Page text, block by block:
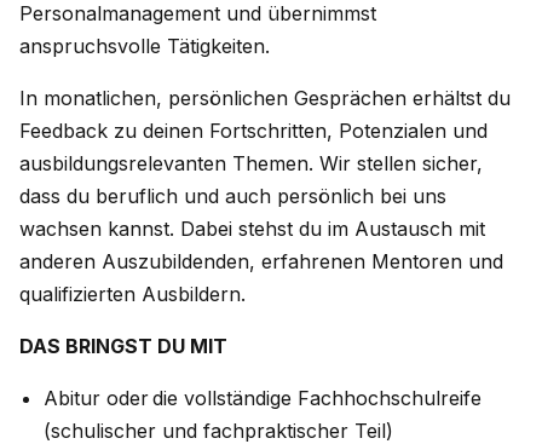
Personalmanagement und übernimmst
anspruchsvolle Tätigkeiten.
In monatlichen, persönlichen Gesprächen erhältst du
Feedback zu deinen Fortschritten, Potenzialen und
ausbildungsrelevanten Themen. Wir stellen sicher,
dass du beruflich und auch persönlich bei uns
wachsen kannst. Dabei stehst du im Austausch mit
anderen Auszubildenden, erfahrenen Mentoren und
qualifizierten Ausbildern.
DAS BRINGST DU MIT
Abitur oder die vollständige Fachhochschulreife
(schulischer und fachpraktischer Teil)